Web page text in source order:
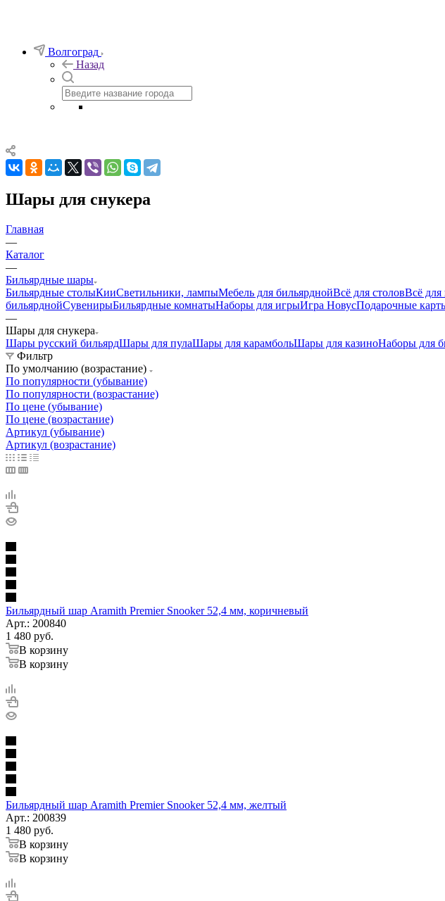
Волгоград
Назад
Шары для снукера
Главная
—
Каталог
—
Бильярдные шары
Бильярдные столыКииСветильники, лампыМебель для бильярднойВсё для столовВсё для
бильярднойСувенирыБильярдные комнатыНаборы для игрыИгра НовусПодарочные
—
Шары для снукера
Шары русский бильярдШары для пулаШары для карамбольШары для казиноНаборы для
Фильтр
По умолчанию (возрастание)
По популярности (убывание)
По популярности (возрастание)
По цене (убывание)
По цене (возрастание)
Артикул (убывание)
Артикул (возрастание)
Бильярдный шар Aramith Premier Snooker 52,4 мм, коричневый
Арт.: 200840
1 480 руб.
В корзину
В корзину
Бильярдный шар Aramith Premier Snooker 52,4 мм, желтый
Арт.: 200839
1 480 руб.
В корзину
В корзину